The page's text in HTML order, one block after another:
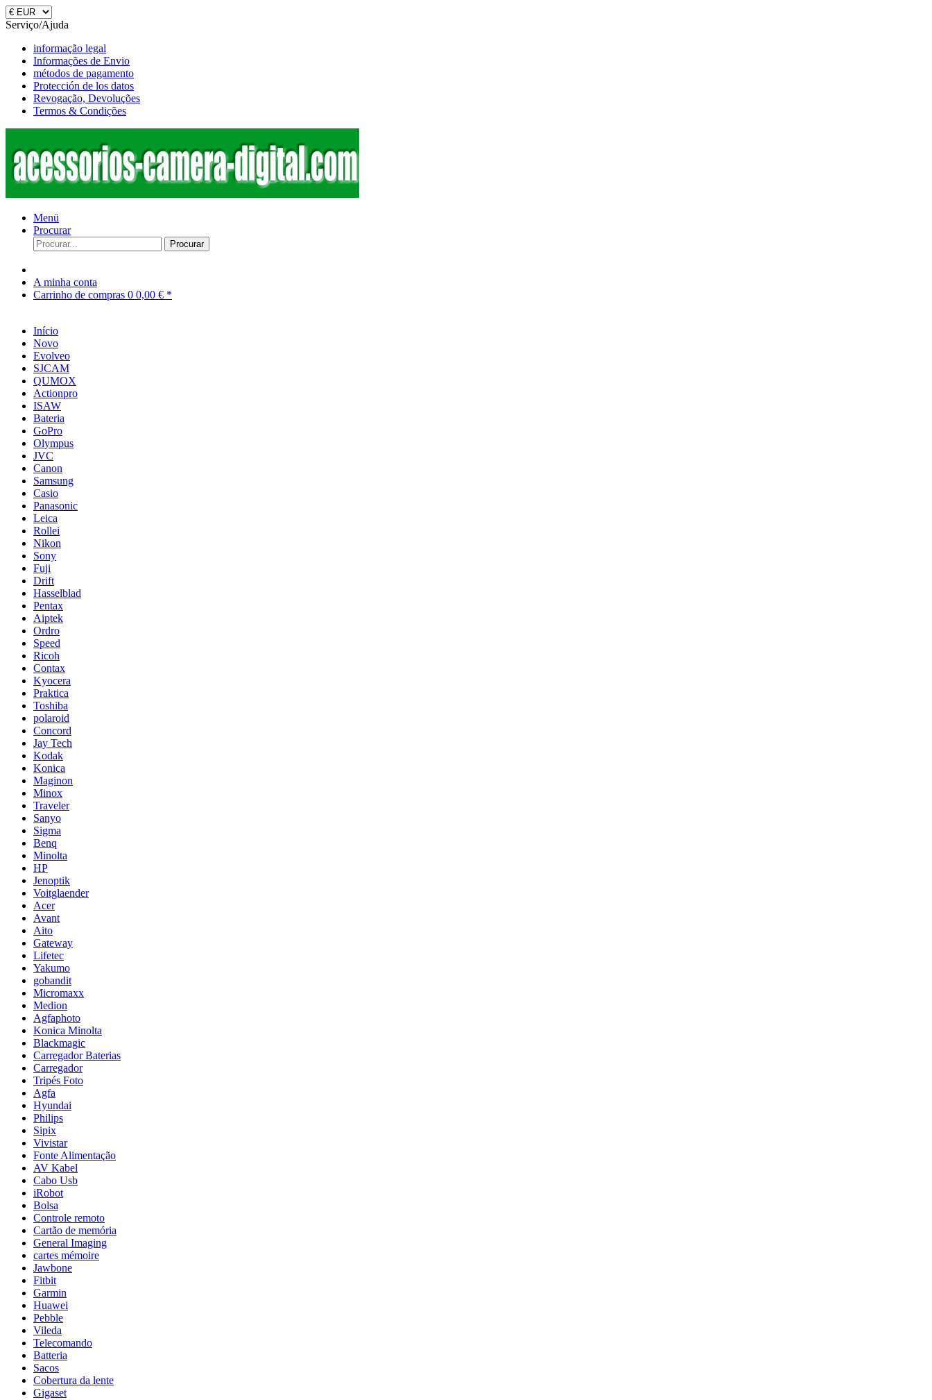
Serviço/Ajuda
informação legal
Informações de Envio
métodos de pagamento
Protección de los datos
Revogação, Devoluções
Termos & Condições
Menü
Procurar
Procurar
A minha conta
Carrinho de compras 0 0,00 € *
Início
Novo
Evolveo
SJCAM
QUMOX
Actionpro
ISAW
Bateria
GoPro
Olympus
JVC
Canon
Samsung
Casio
Panasonic
Leica
Rollei
Nikon
Sony
Fuji
Drift
Hasselblad
Pentax
Aiptek
Ordro
Speed
Ricoh
Contax
Kyocera
Praktica
Toshiba
polaroid
Concord
Jay Tech
Kodak
Konica
Maginon
Minox
Traveler
Sanyo
Sigma
Benq
Minolta
HP
Jenoptik
Voitglaender
Acer
Avant
Aito
Gateway
Lifetec
Yakumo
gobandit
Micromaxx
Medion
Agfaphoto
Konica Minolta
Blackmagic
Carregador Baterias
Carregador
Tripés Foto
Agfa
Hyundai
Philips
Sipix
Vivistar
Fonte Alimentação
AV Kabel
Cabo Usb
iRobot
Bolsa
Controle remoto
Cartão de memória
General Imaging
cartes mémoire
Jawbone
Fitbit
Garmin
Huawei
Pebble
Vileda
Telecomando
Batteria
Sacos
Cobertura da lente
Gigaset